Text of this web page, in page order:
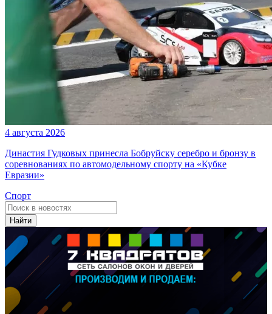
4 августа 2026
Династия Гудковых принесла Бобруйску серебро и бронзу в
соревнованиях по автомодельному спорту на «Кубке
Евразии»
Спорт
Найти